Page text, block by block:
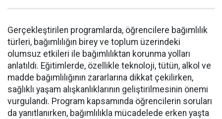
Gerçekleştirilen programlarda, öğrencilere bağımlılık
türleri, bağımlılığın birey ve toplum üzerindeki
olumsuz etkileri ile bağımlılıktan korunma yolları
anlatıldı. Eğitimlerde, özellikle teknoloji, tütün, alkol ve
madde bağımlılığının zararlarına dikkat çekilirken,
sağlıklı yaşam alışkanlıklarının geliştirilmesinin önemi
vurgulandı. Program kapsamında öğrencilerin soruları
da yanıtlanırken, bağımlılıkla mücadelede erken yaşta